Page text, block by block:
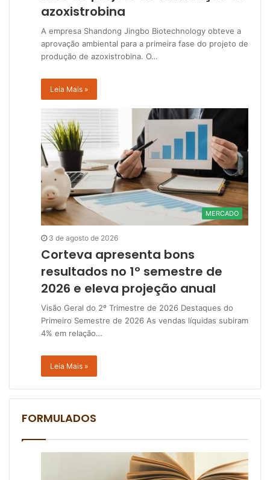
azoxistrobina
A empresa Shandong Jingbo Biotechnology obteve a
aprovação ambiental para a primeira fase do projeto de
produção de azoxistrobina. O…
Leia Mais »
MERCADO
3 de agosto de 2026
Corteva apresenta bons
resultados no 1º semestre de
2026 e eleva projeção anual
Visão Geral do 2º Trimestre de 2026 Destaques do
Primeiro Semestre de 2026 As vendas líquidas subiram
4% em relação…
Leia Mais »
FORMULADOS